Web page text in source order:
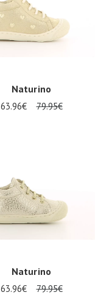
Naturino
63.96€ 79.95€
Naturino
63.96€ 79.95€